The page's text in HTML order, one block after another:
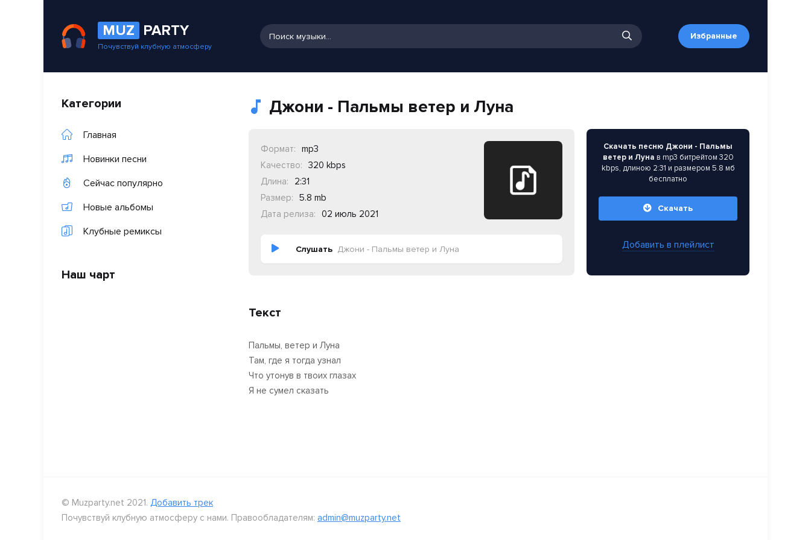
MUZ PARTY
Почувствуй клубную атмосферу
Избранные
Категории
Главная
Новинки песни
Сейчас популярно
Новые альбомы
Клубные ремиксы
Наш чарт
Джони - Пальмы ветер и Луна
Формат:
mp3
Качество:
320 kbps
Длина:
2:31
Размер:
5.8 mb
Дата релиза:
02 июль 2021
Слушать Джони - Пальмы ветер и Луна
Скачать песню Джони - Пальмы
ветер и Луна в mp3 битрейтом 320
kbps, длиною 2:31 и размером 5.8 мб
бесплатно
Скачать
Добавить в плейлист
Текст
Пальмы, ветер и Луна
Там, где я тогда узнал
Что утонув в твоих глазах
Я не сумел сказать
© Muzparty.net 2021. Добавить трек
Почувствуй клубную атмосферу с нами. Правообладателям: admin@muzparty.net